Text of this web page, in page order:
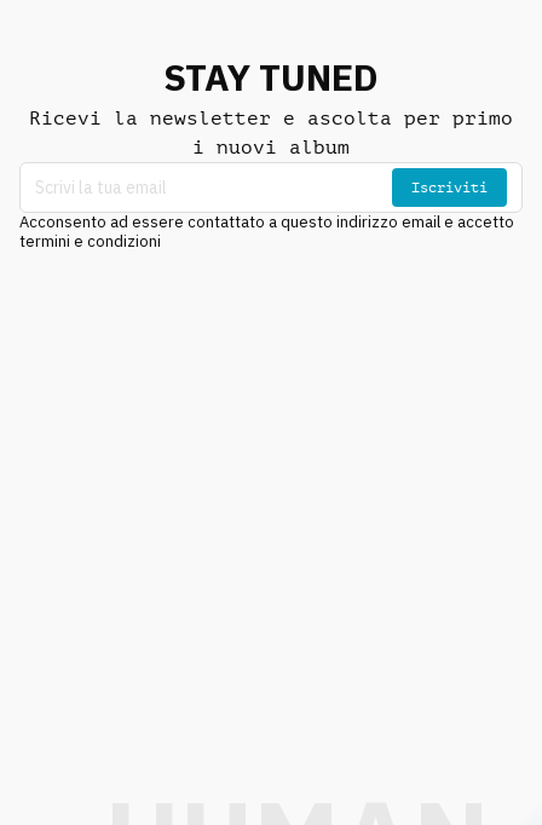
STAY TUNED
Ricevi la newsletter e ascolta per primo
i nuovi album
Iscriviti
Acconsento ad essere contattato a questo indirizzo email e accetto
termini e condizioni